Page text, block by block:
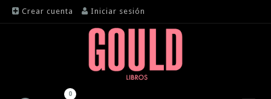
Crear cuenta Iniciar sesión
0